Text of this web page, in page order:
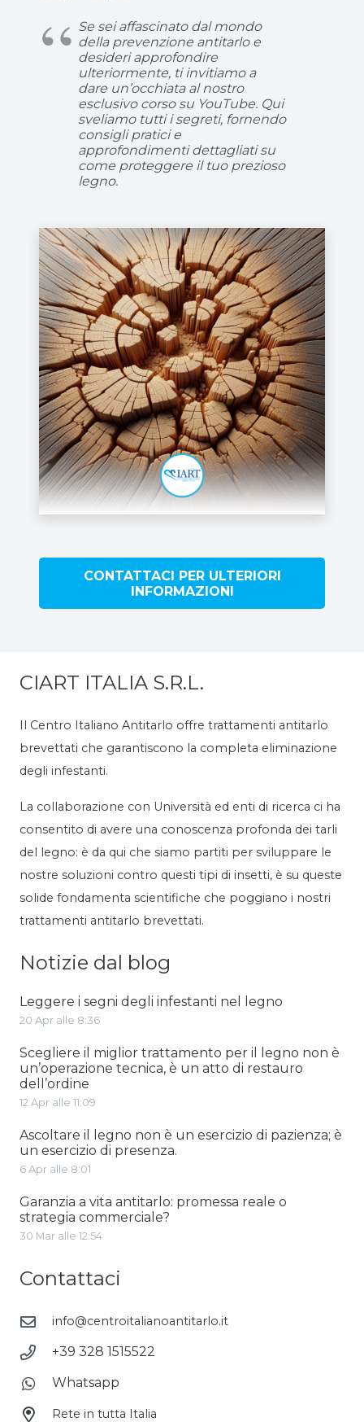
Se sei affascinato dal mondo
della prevenzione antitarlo e
desideri approfondire
ulteriormente, ti invitiamo a
dare un’occhiata al nostro
esclusivo corso su YouTube. Qui
sveliamo tutti i segreti, fornendo
consigli pratici e
approfondimenti dettagliati su
come proteggere il tuo prezioso
legno.
CONTATTACI PER ULTERIORI
INFORMAZIONI
CIART ITALIA S.R.L.
Il Centro Italiano Antitarlo offre trattamenti antitarlo
brevettati che garantiscono la completa eliminazione
degli infestanti.
La collaborazione con Università ed enti di ricerca ci ha
consentito di avere una conoscenza profonda dei tarli
del legno: è da qui che siamo partiti per sviluppare le
nostre soluzioni contro questi tipi di insetti, è su queste
solide fondamenta scientifiche che poggiano i nostri
trattamenti antitarlo brevettati.
Notizie dal blog
Leggere i segni degli infestanti nel legno
20 Apr alle 8:36
Scegliere il miglior trattamento per il legno non è
un’operazione tecnica, è un atto di restauro
dell’ordine
12 Apr alle 11:09
Ascoltare il legno non è un esercizio di pazienza; è
un esercizio di presenza.
6 Apr alle 8:01
Garanzia a vita antitarlo: promessa reale o
strategia commerciale?
30 Mar alle 12:54
Contattaci
info@centroitalianoantitarlo.it
+39 328 1515522
Whatsapp
Rete in tutta Italia